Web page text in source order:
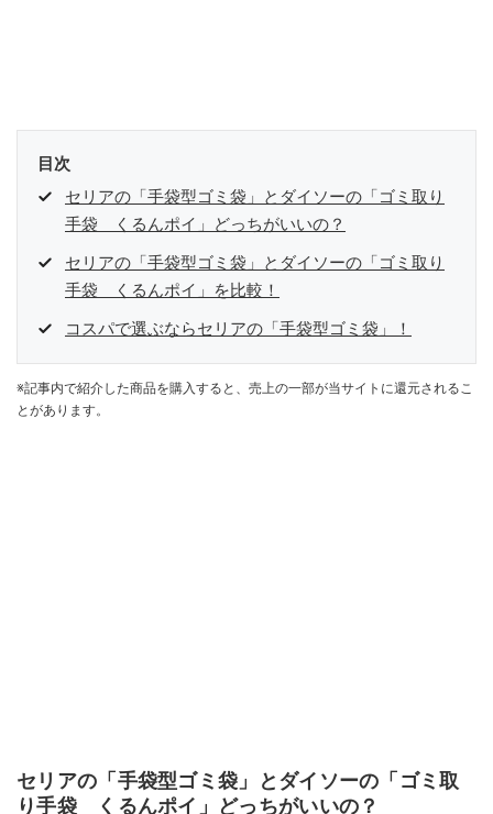
目次
セリアの「手袋型ゴミ袋」とダイソーの「ゴミ取り
手袋 くるんポイ」どっちがいいの？
セリアの「手袋型ゴミ袋」とダイソーの「ゴミ取り
手袋 くるんポイ」を比較！
コスパで選ぶならセリアの「手袋型ゴミ袋」！
※記事内で紹介した商品を購入すると、売上の一部が当サイトに還元されるこ
とがあります。
セリアの「手袋型ゴミ袋」とダイソーの「ゴミ取
り手袋 くるんポイ」どっちがいいの？